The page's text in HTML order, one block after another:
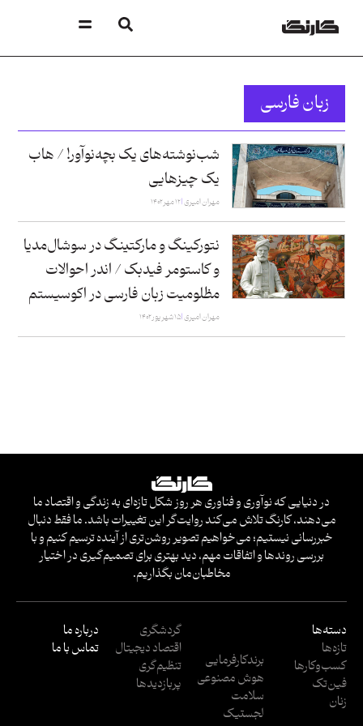
زبان فارسی
شب‌نوشته‌های یک بچه‌نوآور! / هاب
یک چیزهایی
مهران امیری ۱۲ مهر ۱۴۰۲
نتورکینگ و مارکتینگ در سوشال‌مدیا
و کاستومر فیدبک / اندر احوالات
مظلومیت زبان فارسی در اکوسیستم
مهران امیری ۱۵ شهریور ۱۴۰۲
در دنیایی که نوآوری و فناوری هر روز شکل تازه‌ای به زندگی و اقتصاد ما
می‌دهند، کارنگ تلاش می‌کند روایت‌گر این تغییرات باشد. ما فقط دنبال
خبررسانی نیستیم؛ می‌خواهیم تصویر روشن‌تری از آینده ترسیم کنیم و با
بررسی روندها و اتفاقات مهم، دید بهتری برای تصمیم‌گیری در اختیار
مخاطبان‌مان بگذاریم.
دسته‌ها
تازه‌ها
کسب‌وکار‌ها
فین‌تک
زنان
برندکارفرمایی
هوش مصنوعی
سلامت
لجستیک
گردشگری
اقتصاد دیجیتال
تنظیم‌گری
پربازدید‌ها
درباره ما
تماس با ما